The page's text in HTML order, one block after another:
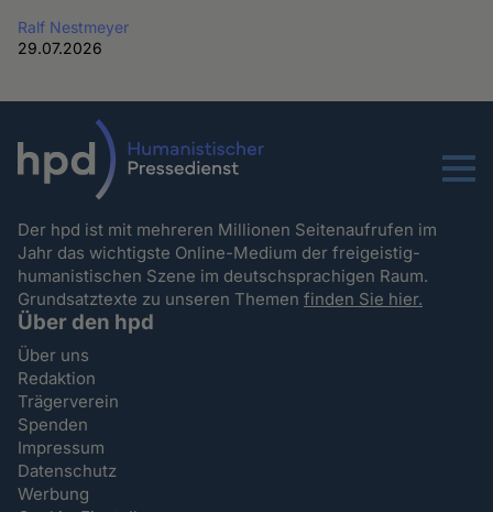
Ralf Nestmeyer
29.07.2026
Menu
Der hpd ist mit mehreren Millionen Seitenaufrufen im
Jahr das wichtigste Online-Medium der freigeistig-
humanistischen Szene im deutschsprachigen Raum.
Grundsatztexte zu unseren Themenfinden Sie hier.
Über den hpd
Über uns
Redaktion
Trägerverein
Spenden
Impressum
Datenschutz
Werbung